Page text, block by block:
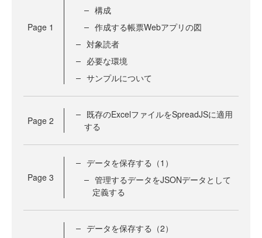
Page 1
構成
作成する帳票Webアプリの図
対象読者
必要な環境
サンプルについて
Page 2
既存のExcelファイルをSpreadJSに適用
する
Page 3
データを保存する（1）
管理するデータをJSONデータとして
定義する
データを保存する（2）